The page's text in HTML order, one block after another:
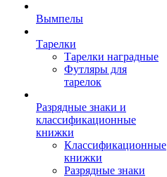
Вымпелы
Тарелки
Тарелки наградные
Футляры для
тарелок
Разрядные знаки и
классификационные
книжки
Классификационные
книжки
Разрядные знаки